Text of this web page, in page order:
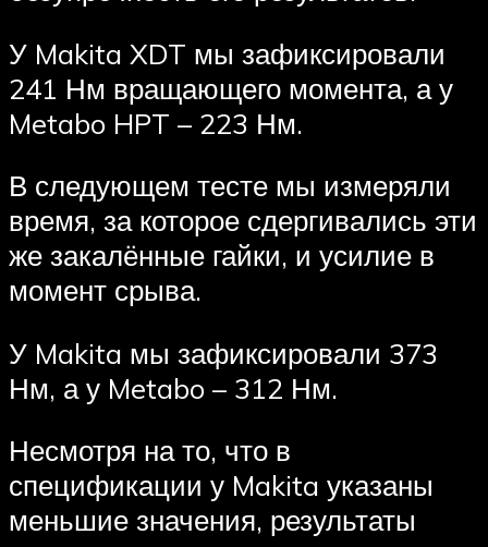
У Makita XDT мы зафиксировали
241 Нм вращающего момента, а у
Metabo HPT – 223 Нм.
В следующем тесте мы измеряли
время, за которое сдергивались эти
же закалённые гайки, и усилие в
момент срыва.
У Makita мы зафиксировали 373
Нм, а у Metabo – 312 Нм.
Несмотря на то, что в
спецификации у Makita указаны
меньшие значения, результаты